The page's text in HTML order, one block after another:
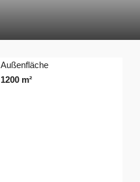
Außenfläche
1200 m²